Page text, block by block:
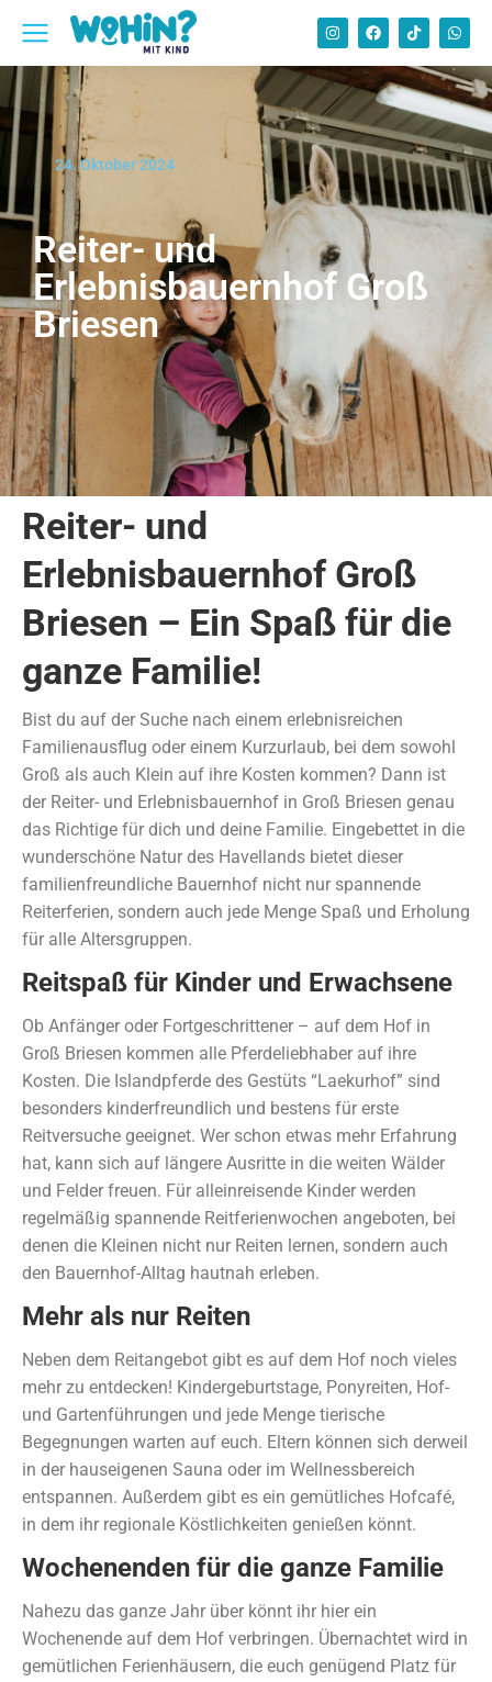
24. Oktober 2024
Reiter- und
Erlebnisbauernhof Groß
Briesen
Reiter- und
Erlebnisbauernhof Groß
Briesen – Ein Spaß für die
ganze Familie!
Bist du auf der Suche nach einem erlebnisreichen
Familienausflug oder einem Kurzurlaub, bei dem sowohl
Groß als auch Klein auf ihre Kosten kommen? Dann ist
der Reiter- und Erlebnisbauernhof in Groß Briesen genau
das Richtige für dich und deine Familie. Eingebettet in die
wunderschöne Natur des Havellands bietet dieser
familienfreundliche Bauernhof nicht nur spannende
Reiterferien, sondern auch jede Menge Spaß und Erholung
für alle Altersgruppen.
Reitspaß für Kinder und Erwachsene
Ob Anfänger oder Fortgeschrittener – auf dem Hof in
Groß Briesen kommen alle Pferdeliebhaber auf ihre
Kosten. Die Islandpferde des Gestüts “Laekurhof” sind
besonders kinderfreundlich und bestens für erste
Reitversuche geeignet. Wer schon etwas mehr Erfahrung
hat, kann sich auf längere Ausritte in die weiten Wälder
und Felder freuen. Für alleinreisende Kinder werden
regelmäßig spannende Reitferienwochen angeboten, bei
denen die Kleinen nicht nur Reiten lernen, sondern auch
den Bauernhof-Alltag hautnah erleben.
Mehr als nur Reiten
Neben dem Reitangebot gibt es auf dem Hof noch vieles
mehr zu entdecken! Kindergeburtstage, Ponyreiten, Hof-
und Gartenführungen und jede Menge tierische
Begegnungen warten auf euch. Eltern können sich derweil
in der hauseigenen Sauna oder im Wellnessbereich
entspannen. Außerdem gibt es ein gemütliches Hofcafé,
in dem ihr regionale Köstlichkeiten genießen könnt.
Wochenenden für die ganze Familie
Nahezu das ganze Jahr über könnt ihr hier ein
Wochenende auf dem Hof verbringen. Übernachtet wird in
gemütlichen Ferienhäusern, die euch genügend Platz für